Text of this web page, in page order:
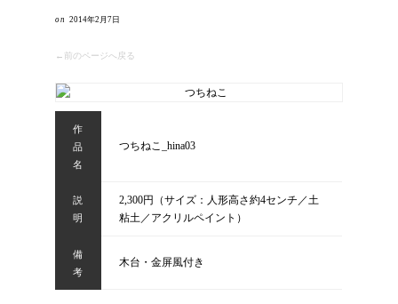
2014年2月7日
←前のページへ戻る
作
品
名
つちねこ_hina03
説
明
2,300円（サイズ：人形高さ約4センチ／土
粘土／アクリルペイント）
備
考
木台・金屏風付き